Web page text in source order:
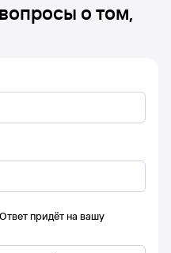
о том,
придёт на вашу